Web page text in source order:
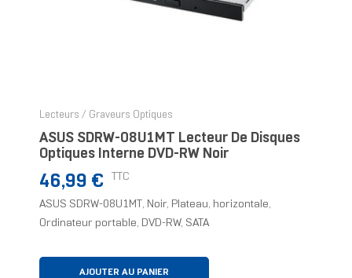
Lecteurs / Graveurs Optiques
ASUS SDRW-08U1MT Lecteur De Disques
Optiques Interne DVD-RW Noir
Prix
46,99 € TTC
ASUS SDRW-08U1MT, Noir, Plateau, horizontale,
Ordinateur portable, DVD-RW, SATA
AJOUTER AU PANIER